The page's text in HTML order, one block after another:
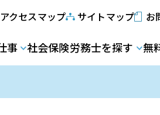
アクセスマップ サイトマップ お
事 社会保険労務士を探す 無